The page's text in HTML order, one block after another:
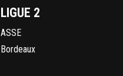
LIGUE 2
ASSE
Bordeaux